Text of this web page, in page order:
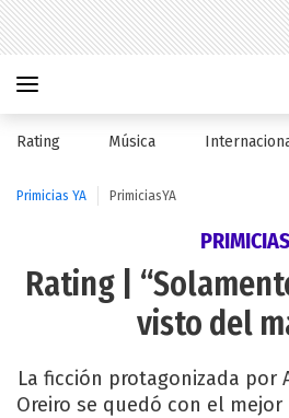
Rating Música
Primicias YA PrimiciasYA
PRIMICIAS
Rating |
visto del
La ficción protagonizada por
Oreiro se quedó con el